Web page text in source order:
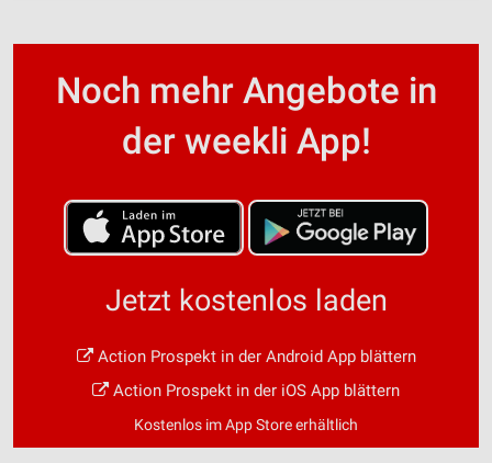
Noch mehr Angebote in
der weekli App!
Jetzt kostenlos laden
Action Prospekt in der Android App blättern
Action Prospekt in der iOS App blättern
Kostenlos im App Store erhältlich